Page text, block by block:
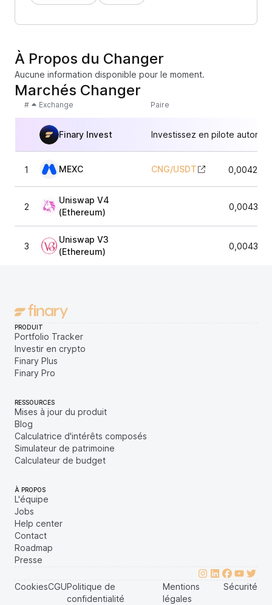
À Propos du Changer
Aucune information disponible pour le moment.
Marchés Changer
# Exchange Paire
Finary Invest Investissez en pilote
1 MEXC CNG/USDT
2
Uniswap V4
(Ethereum)
3
Uniswap V3
(Ethereum)
PRODUIT
Portfolio Tracker
Investir en crypto
Finary Plus
Finary Pro
RESSOURCES
Mises à jour du produit
Blog
Calculatrice d'intérêts composés
Simulateur de patrimoine
Calculateur de budget
À PROPOS
L'équipe
Jobs
Help center
Contact
Roadmap
Presse
CookiesCGUPolitique de
confidentialité
Mentions
légales
Sécurité